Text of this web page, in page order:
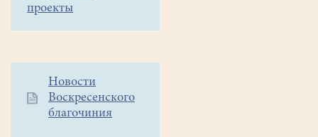
проекты
Дополнительное
меню
Новости
Воскресенского
благочиния